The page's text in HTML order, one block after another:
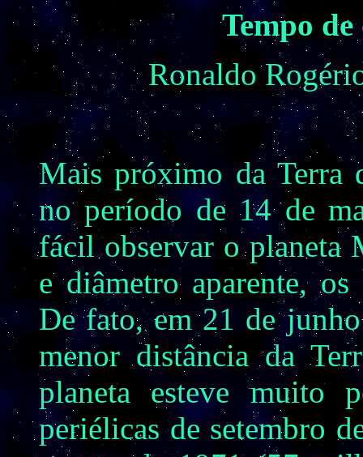
Tempo
Ronaldo
Mais próximo da Terra
no período de 14 de
fácil observar o planeta
e diâmetro aparente,
De fato, em 21 de
menor distância da
planeta esteve muito
periélicas de setembro